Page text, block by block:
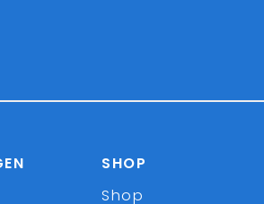
SHOP
Shop